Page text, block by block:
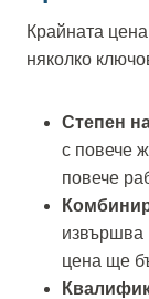
Крайната
няколко
Степен
с повече
повече
извършва
цена ще